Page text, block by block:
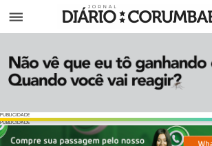
Menu
PUBLICIDADE
PUBLICIDADE